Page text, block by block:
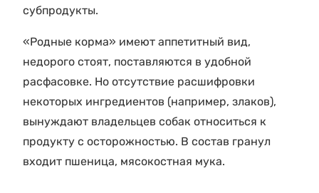
субпродукты.
«Родные корма» имеют аппетитный вид,
недорого стоят, поставляются в удобной
расфасовке. Но отсутствие расшифровки
некоторых ингредиентов (например, злаков),
вынуждают владельцев собак относиться к
продукту с осторожностью. В состав гранул
входит пшеница, мясокостная мука.